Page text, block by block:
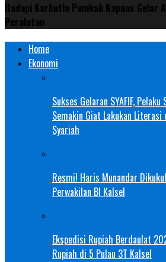
Hadapi Karhutla Pemkab Kapuas Gelar
Peralatan
Home
Ekonomi
Sukses Gelaran SYAFIF,
Semakin Giat Lakukan Literasi
Syariah
Resmi! Haris Munandar
Perwakilan BI Kalsel
Ekspedisi Rupiah Berdaulat
Rupiah di 5 Pulau 3T Kalsel